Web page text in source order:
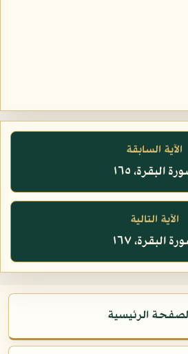
الآية السابقة
البقرة، ١٦٥
الآية التالية
البقرة، ١٦٧
الرئيسية